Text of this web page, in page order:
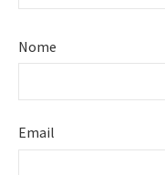
Nome
Email